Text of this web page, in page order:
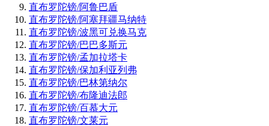
直布罗陀镑/阿鲁巴盾
直布罗陀镑/阿塞拜疆马纳特
直布罗陀镑/波黑可兑换马克
直布罗陀镑/巴巴多斯元
直布罗陀镑/孟加拉塔卡
直布罗陀镑/保加利亚列弗
直布罗陀镑/巴林第纳尔
直布罗陀镑/布隆迪法郎
直布罗陀镑/百慕大元
直布罗陀镑/文莱元